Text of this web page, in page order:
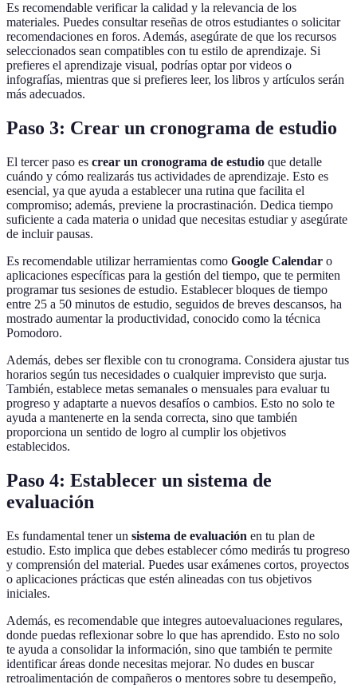
Es recomendable verificar la calidad y la relevancia de los
materiales. Puedes consultar reseñas de otros estudiantes o solicitar
recomendaciones en foros. Además, asegúrate de que los recursos
seleccionados sean compatibles con tu estilo de aprendizaje. Si
prefieres el aprendizaje visual, podrías optar por videos o
infografías, mientras que si prefieres leer, los libros y artículos serán
más adecuados.
Paso 3: Crear un cronograma de estudio
El tercer paso es crear un cronograma de estudio que detalle
cuándo y cómo realizarás tus actividades de aprendizaje. Esto es
esencial, ya que ayuda a establecer una rutina que facilita el
compromiso; además, previene la procrastinación. Dedica tiempo
suficiente a cada materia o unidad que necesitas estudiar y asegúrate
de incluir pausas.
Es recomendable utilizar herramientas como Google Calendar o
aplicaciones específicas para la gestión del tiempo, que te permiten
programar tus sesiones de estudio. Establecer bloques de tiempo
entre 25 a 50 minutos de estudio, seguidos de breves descansos, ha
mostrado aumentar la productividad, conocido como la técnica
Pomodoro.
Además, debes ser flexible con tu cronograma. Considera ajustar tus
horarios según tus necesidades o cualquier imprevisto que surja.
También, establece metas semanales o mensuales para evaluar tu
progreso y adaptarte a nuevos desafíos o cambios. Esto no solo te
ayuda a mantenerte en la senda correcta, sino que también
proporciona un sentido de logro al cumplir los objetivos
establecidos.
Paso 4: Establecer un sistema de
evaluación
Es fundamental tener un sistema de evaluación en tu plan de
estudio. Esto implica que debes establecer cómo medirás tu progreso
y comprensión del material. Puedes usar exámenes cortos, proyectos
o aplicaciones prácticas que estén alineadas con tus objetivos
iniciales.
Además, es recomendable que integres autoevaluaciones regulares,
donde puedas reflexionar sobre lo que has aprendido. Esto no solo
te ayuda a consolidar la información, sino que también te permite
identificar áreas donde necesitas mejorar. No dudes en buscar
retroalimentación de compañeros o mentores sobre tu desempeño,